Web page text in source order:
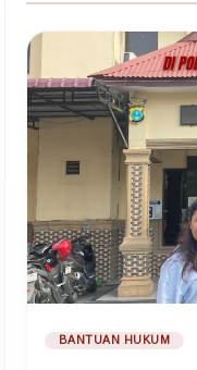
BANTUAN HUKUM